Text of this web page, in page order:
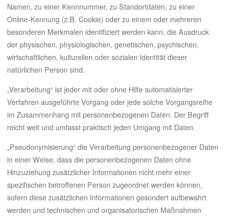
Namen, zu einer Kennnummer, zu Standortdaten, zu einer
Online-Kennung (z.B. Cookie) oder zu einem oder mehreren
besonderen Merkmalen identifiziert werden kann, die Ausdruck
der physischen, physiologischen, genetischen, psychischen,
wirtschaftlichen, kulturellen oder sozialen Identität dieser
natürlichen Person sind.
„Verarbeitung“ ist jeder mit oder ohne Hilfe automatisierter
Verfahren ausgeführte Vorgang oder jede solche Vorgangsreihe
im Zusammenhang mit personenbezogenen Daten. Der Begriff
reicht weit und umfasst praktisch jeden Umgang mit Daten.
„Pseudonymisierung“ die Verarbeitung personenbezogener Daten
in einer Weise, dass die personenbezogenen Daten ohne
Hinzuziehung zusätzlicher Informationen nicht mehr einer
spezifischen betroffenen Person zugeordnet werden können,
sofern diese zusätzlichen Informationen gesondert aufbewahrt
werden und technischen und organisatorischen Maßnahmen